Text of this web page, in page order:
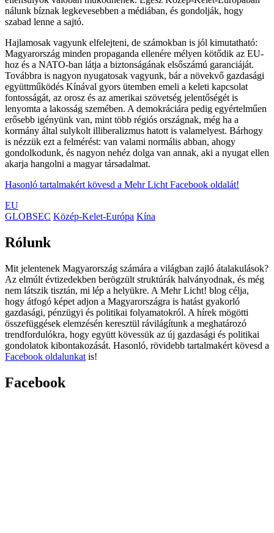
nálunk bíznak legkevesebben a médiában, és gondolják, hogy
szabad lenne a sajtó.
Hajlamosak vagyunk elfelejteni, de számokban is jól kimutatható:
Magyarország minden propaganda ellenére mélyen kötődik az EU-
hoz és a NATO-ban látja a biztonságának elsőszámú garanciáját.
Továbbra is nagyon nyugatosak vagyunk, bár a növekvő gazdasági
együttműködés Kínával gyors ütemben emeli a keleti kapcsolat
fontosságát, az orosz és az amerikai szövetség jelentőségét is
lenyomta a lakosság szemében. A demokráciára pedig egyértelműen
erősebb igényünk van, mint több régiós országnak, még ha a
kormány által sulykolt illiberalizmus hatott is valamelyest. Bárhogy
is nézzük ezt a felmérést: van valami normális abban, ahogy
gondolkodunk, és nagyon nehéz dolga van annak, aki a nyugat ellen
akarja hangolni a magyar társadalmat.
Hasonló tartalmakért kövesd a Mehr Licht Facebook oldalát!
EU
GLOBSEC Közép-Kelet-Európa Kína
Rólunk
Mit jelentenek Magyarország számára a világban zajló átalakulások?
Az elmúlt évtizedekben berögzült struktúrák halványodnak, és még
nem látszik tisztán, mi lép a helyükre. A Mehr Licht! blog célja,
hogy átfogó képet adjon a Magyarországra is hatást gyakorló
gazdasági, pénzügyi és politikai folyamatokról. A hírek mögötti
összefüggések elemzésén keresztül rávilágítunk a meghatározó
trendfordulókra, hogy együtt kövessük az új gazdasági és politikai
gondolatok kibontakozását. Hasonló, rövidebb tartalmakért kövesd a
Facebook oldalunkat is!
Facebook